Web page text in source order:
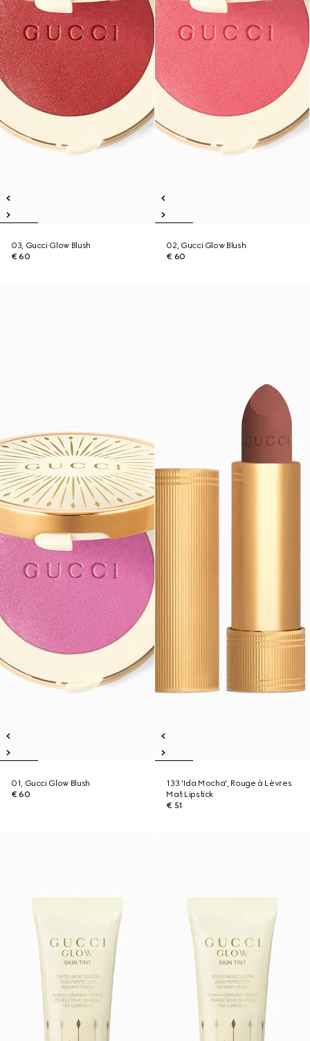
03, Gucci Glow Blush
€ 60
02, Gucci Glow Blush
€ 60
01, Gucci Glow Blush
€ 60
133 'Ida Mocha', Rouge à Lèvres
Mat Lipstick
€ 51